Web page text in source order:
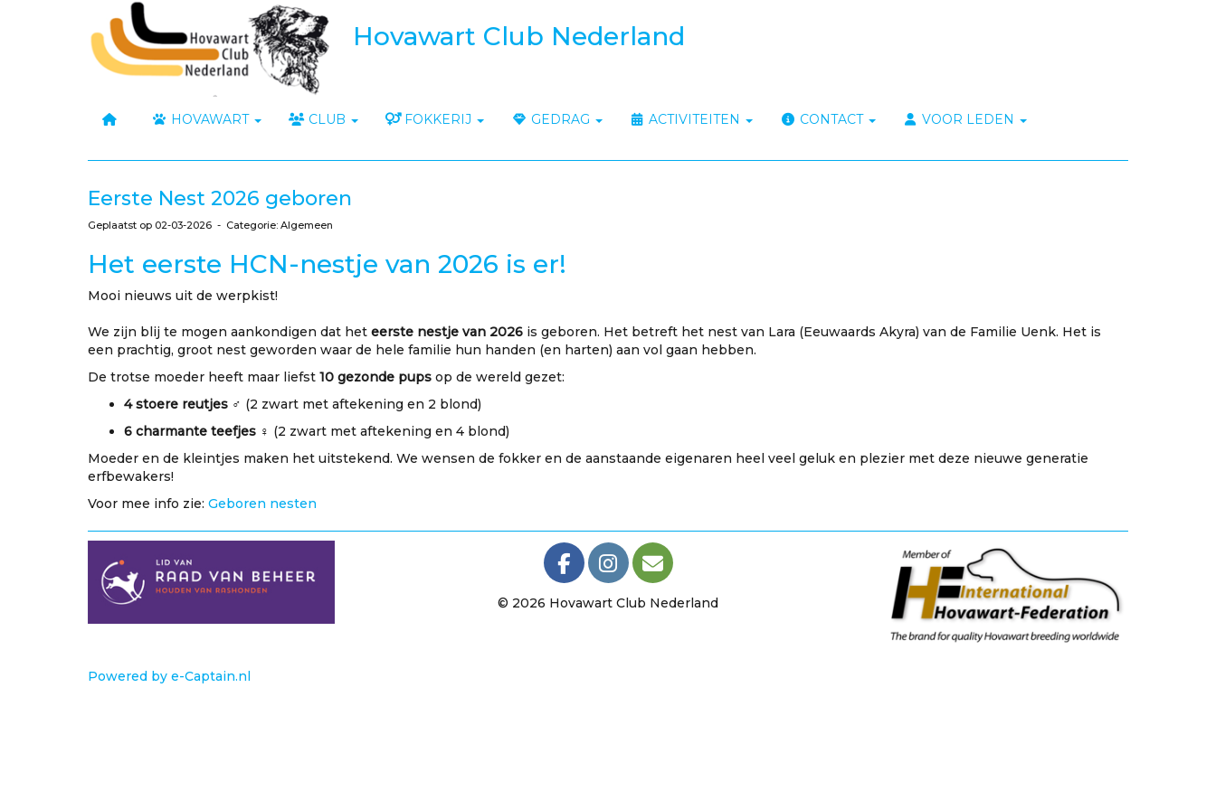
Hovawart Club Nederland
HOVAWART CLUB FOKKERIJ GEDRAG ACTIVITEITEN CONTACT VOOR LEDEN
Eerste Nest 2026 geboren
Geplaatst op 02-03-2026 - Categorie: Algemeen
Het eerste HCN-nestje van 2026 is er!
Mooi nieuws uit de werpkist!
We zijn blij te mogen aankondigen dat het eerste nestje van 2026 is geboren. Het betreft het nest van Lara (Eeuwaards Akyra) van de Familie Uenk. Het is
een prachtig, groot nest geworden waar de hele familie hun handen (en harten) aan vol gaan hebben.
De trotse moeder heeft maar liefst 10 gezonde pups op de wereld gezet:
4 stoere reutjes ♂️ (2 zwart met aftekening en 2 blond)
6 charmante teefjes ♀️ (2 zwart met aftekening en 4 blond)
Moeder en de kleintjes maken het uitstekend. We wensen de fokker en de aanstaande eigenaren heel veel geluk en plezier met deze nieuwe generatie
erfbewakers!
Voor mee info zie: Geboren nesten
© 2026 Hovawart Club Nederland
Powered by e-Captain.nl